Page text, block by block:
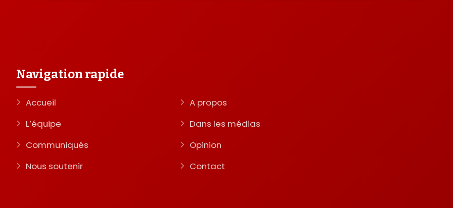
Navigation rapide
Accueil
A propos
L’équipe
Dans les médias
Communiqués
Opinion
Nous soutenir
Contact